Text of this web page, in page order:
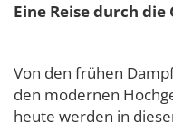
Eine Reise durch
Von den frühen
den modernen
heute werden in